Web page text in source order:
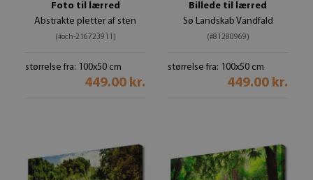
Foto til lærred
Abstrakte pletter af sten
(#och-216723911)
størrelse fra: 100x50 cm
449.00 kr.
Billede til lærred
Sø Landskab Vandfald
(#81280969)
størrelse fra: 100x50 cm
449.00 kr.